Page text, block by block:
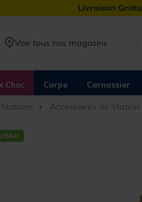
Livraison
Voir tous nos magasins
Choc Carpe Carnassier
Accessoires de Station